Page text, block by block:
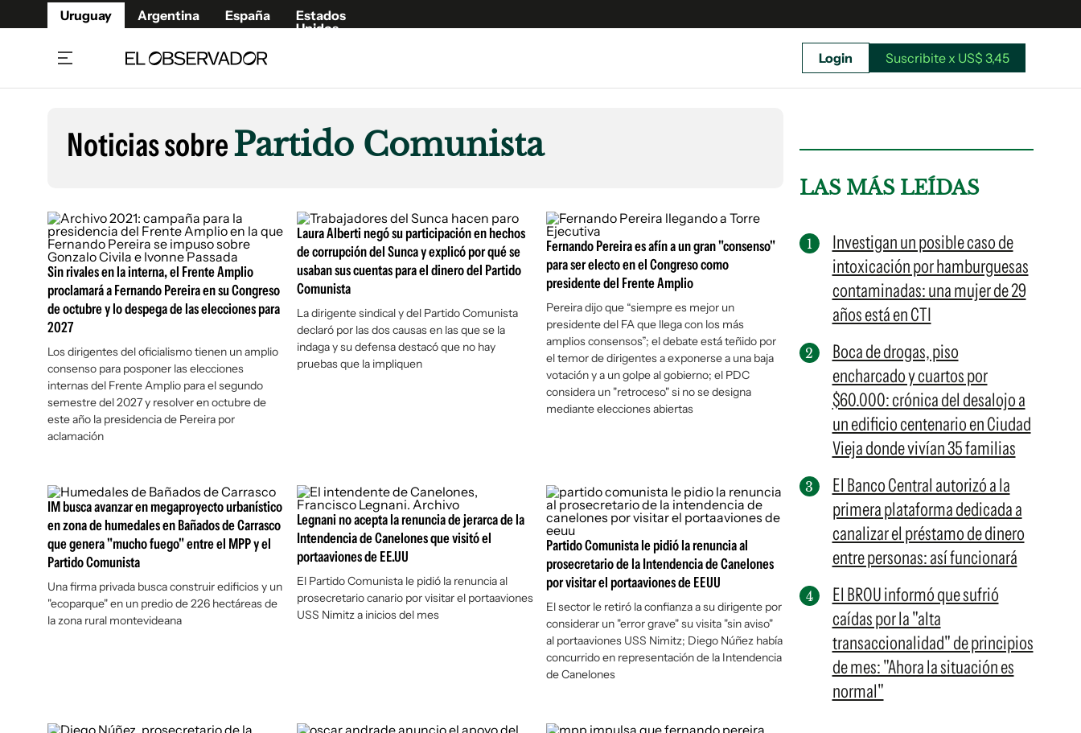
Uruguay Argentina España
Estados
Unidos
Beneficios Member
Café y Negocios
Economía y Empresas
Agro
Brand Studio
Mundo
Cultura y Espectáculos
Fúnebres
Publicaciones
Newsletters
Argentina
España
Estados Unidos
Suscribite x US$ 3,45
Login Suscribite x US$ 3,45
Noticias sobrePartido Comunista
Sin rivales en la interna, el Frente Amplio
proclamará a Fernando Pereira en su Congreso
de octubre y lo despega de las elecciones para
2027
Los dirigentes del oficialismo tienen un amplio
consenso para posponer las elecciones
internas del Frente Amplio para el segundo
semestre del 2027 y resolver en octubre de
este año la presidencia de Pereira por
aclamación
Laura Alberti negó su participación en hechos
de corrupción del Sunca y explicó por qué se
usaban sus cuentas para el dinero del Partido
Comunista
La dirigente sindical y del Partido Comunista
declaró por las dos causas en las que se la
indaga y su defensa destacó que no hay
pruebas que la impliquen
Fernando Pereira es afín a un gran "consenso"
para ser electo en el Congreso como
presidente del Frente Amplio
Pereira dijo que “siempre es mejor un
presidente del FA que llega con los más
amplios consensos”; el debate está teñido por
el temor de dirigentes a exponerse a una baja
votación y a un golpe al gobierno; el PDC
considera un "retroceso" si no se designa
mediante elecciones abiertas
IM busca avanzar en megaproyecto urbanístico
en zona de humedales en Bañados de Carrasco
que genera "mucho fuego" entre el MPP y el
Partido Comunista
Una firma privada busca construir edificios y un
"ecoparque" en un predio de 226 hectáreas de
la zona rural montevideana
Legnani no acepta la renuncia de jerarca de la
Intendencia de Canelones que visitó el
portaaviones de EE.UU
El Partido Comunista le pidió la renuncia al
prosecretario canario por visitar el portaaviones
USS Nimitz a inicios del mes
Partido Comunista le pidió la renuncia al
prosecretario de la Intendencia de Canelones
por visitar el portaaviones de EEUU
El sector le retiró la confianza a su dirigente por
considerar un "error grave" su visita "sin aviso"
al portaaviones USS Nimitz; Diego Núñez había
concurrido en representación de la Intendencia
de Canelones
LAS MÁS LEÍDAS
Investigan un posible caso de
intoxicación por hamburguesas
contaminadas: una mujer de 29
años está en CTI
Boca de drogas, piso
encharcado y cuartos por
$60.000: crónica del desalojo a
un edificio centenario en Ciudad
Vieja donde vivían 35 familias
El Banco Central autorizó a la
primera plataforma dedicada a
canalizar el préstamo de dinero
entre personas: así funcionará
El BROU informó que sufrió
caídas por la "alta
transaccionalidad" de principios
de mes: "Ahora la situación es
normal"